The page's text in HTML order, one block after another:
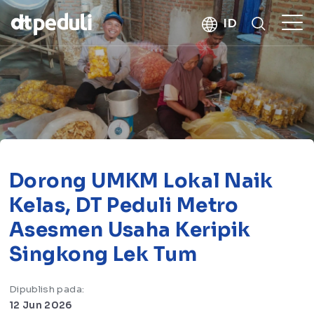
CARI
kebaikan
ID
Dorong UMKM Lokal Naik
Kelas, DT Peduli Metro
Asesmen Usaha Keripik
Singkong Lek Tum
Dipublish pada:
12 Jun 2026